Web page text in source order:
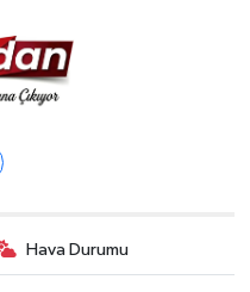
Hava Durumu